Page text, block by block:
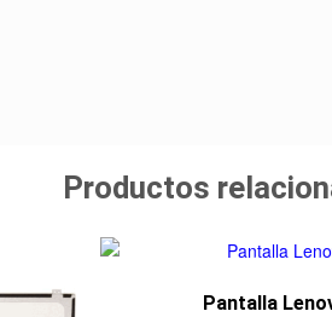
Productos
Pantalla